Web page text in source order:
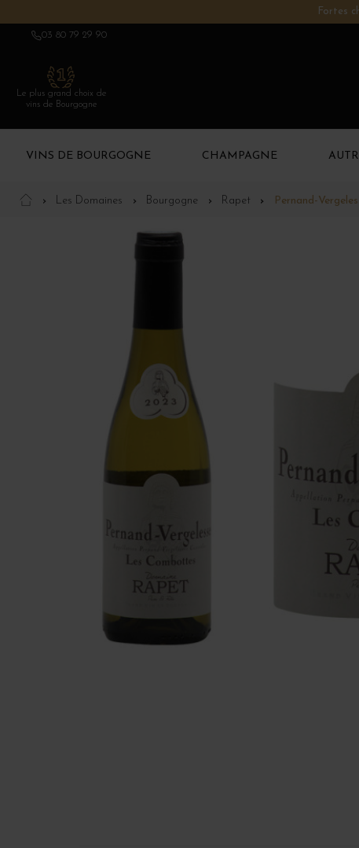
Fortes
03 80 79 29 90
Le plus grand choix de
vins de Bourgogne
VINS DE BOURGOGNE CHAMPAGNE
Les Domaines Bourgogne Rapet Pernand-